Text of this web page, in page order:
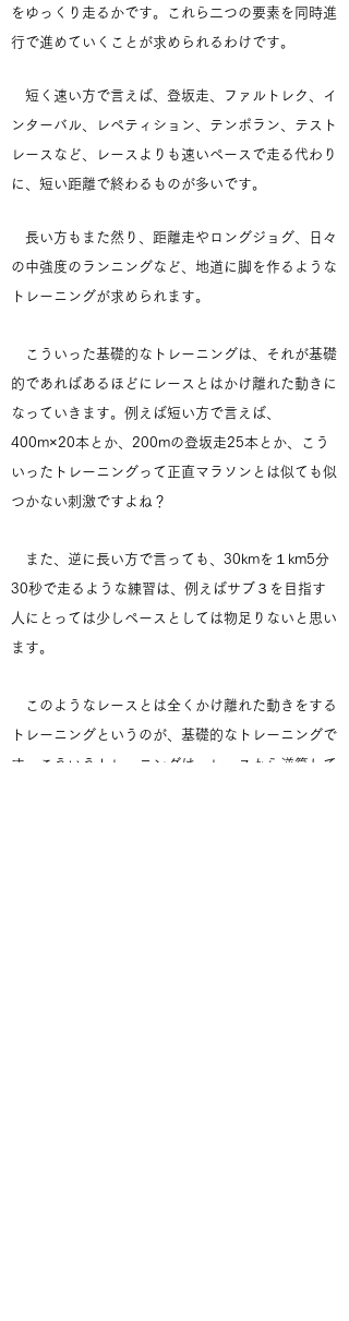
をゆっくり走るかです。これら二つの要素を同時進
行で進めていくことが求められるわけです。
短く速い方で言えば、登坂走、ファルトレク、イ
ンターバル、レペティション、テンポラン、テスト
レースなど、レースよりも速いペースで走る代わり
に、短い距離で終わるものが多いです。
長い方もまた然り、距離走やロングジョグ、日々
の中強度のランニングなど、地道に脚を作るような
トレーニングが求められます。
こういった基礎的なトレーニングは、それが基礎
的であればあるほどにレースとはかけ離れた動きに
なっていきます。例えば短い方で言えば、
400m×20本とか、200mの登坂走25本とか、こう
いったトレーニングって正直マラソンとは似ても似
つかない刺激ですよね？
また、逆に長い方で言っても、30kmを１km5分
30秒で走るような練習は、例えばサブ３を目指す
人にとっては少しペースとしては物足りないと思い
ます。
このようなレースとは全くかけ離れた動きをする
トレーニングというのが、基礎的なトレーニングで
す。こういうトレーニングは、レースから逆算して